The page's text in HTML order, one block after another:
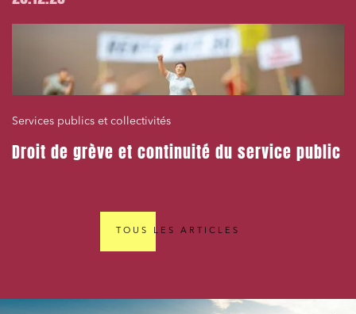
Services publics et collectivités
Droit de grève et continuité du service public
TOUS LES ARTICLES